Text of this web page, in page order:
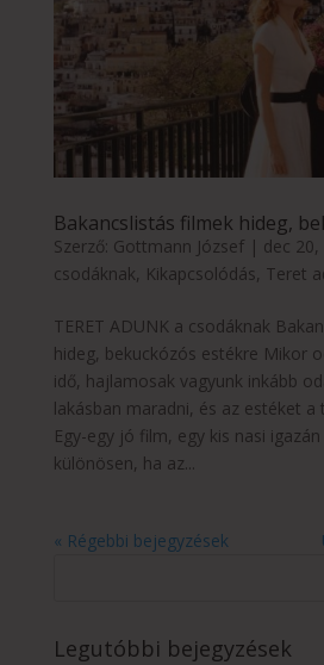
Bakancslistás filmek hideg,
Szerző: Gottmann József| dec
csodáknak, Kikapcsolódás, Teret
TERET ADUNK a csodáknak
hideg, bekuckózós estékre Mikor
idő, hajlamosak vagyunk inkább
lakásban maradni, és az estéket
Egy-egy jó film, egy kis nasi
különösen, ha az...
« Régebbi bejegyzések
Legutóbbi bejegyzések